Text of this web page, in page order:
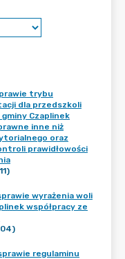
trybu
dla przedszkoli
Czaplinek
inne niż
oraz
prawidłowości
wyrażenia woli
współpracy ze
regulaminu